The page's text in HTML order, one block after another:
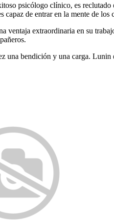
psicólogo clínico, es
capaz de entrar en la mente de
ventaja extraordinaria en su
una bendición y una carga.